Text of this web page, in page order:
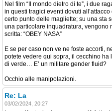
Nel film “Il mondo dietro di te”, i due
in questi tragici eventi dovuti
certo punto delle magliette; su una sta
una particolare inquadratura, vengono
scritta: “OBEY NASA”
E se per caso non ve ne foste accorti,
potete vedere qui sopra, il cecchino
di verde… E’ un militare gender fluid?
Occhio alle manipolazioni.
Re: La
03/02/2024, 20:27